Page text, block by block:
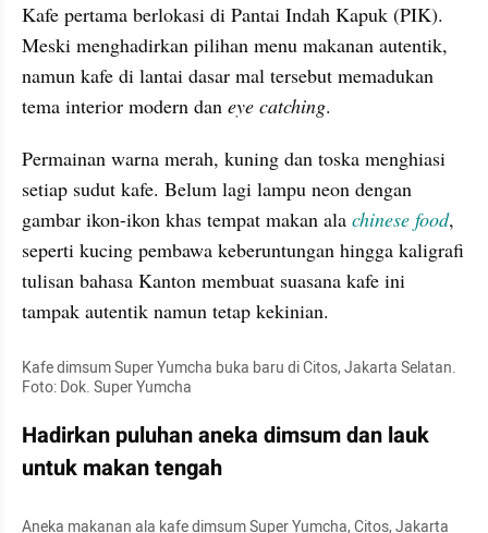
Kafe pertama berlokasi di Pantai Indah Kapuk (PIK).
Meski menghadirkan pilihan menu makanan autentik,
namun kafe di lantai dasar mal tersebut memadukan
tema interior modern dan eye catching.
Permainan warna merah, kuning dan toska menghiasi
setiap sudut kafe. Belum lagi lampu neon dengan
gambar ikon-ikon khas tempat makan ala chinese food,
seperti kucing pembawa keberuntungan hingga kaligrafi
tulisan bahasa Kanton membuat suasana kafe ini
tampak autentik namun tetap kekinian.
Kafe dimsum Super Yumcha buka baru di Citos, Jakarta Selatan.
Foto: Dok. Super Yumcha
Hadirkan puluhan aneka dimsum dan lauk
untuk makan tengah
Aneka makanan ala kafe dimsum Super Yumcha, Citos, Jakarta